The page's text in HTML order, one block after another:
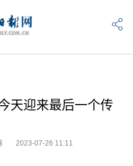
天迎来最后一个传
2023-07-26 11:11